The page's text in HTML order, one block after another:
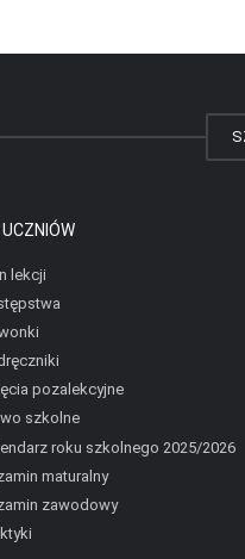
UCZNIÓW
lekcji
pozalekcyjne
szkolne
roku szkolnego 2025/2026
maturalny
zawodowy